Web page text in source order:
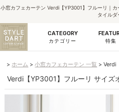
小窓カフェカーテン Verdi【YP3001】フルーリ｜
タイルダ
CATEGORY
カテゴリー 特集
ホーム 小窓カフェカーテン 一覧 Verdi
Verdi【YP3001】フルーリ サイズ